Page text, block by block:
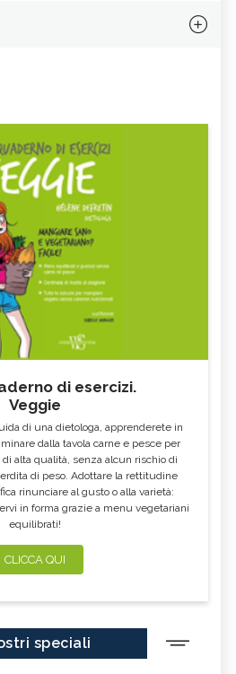
di esercizi.
Veggie
di una dietologa, apprenderete in
dalla tavola carne e pesce per
alta qualità, senza alcun rischio di
di peso. Adottare la rettitudine
rinunciare al gusto o alla varietà:
in forma grazie a menu vegetariani
equilibrati!
CLICCA QUI
speciali